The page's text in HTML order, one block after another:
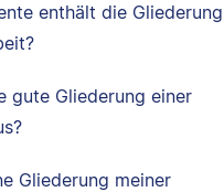
enthält die Gliederung
gute Gliederung einer
Gliederung meiner